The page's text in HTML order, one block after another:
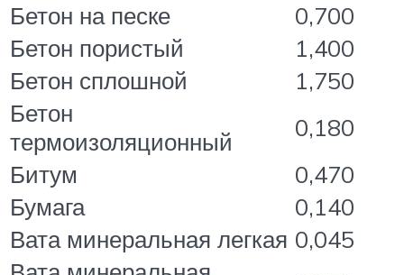
Бетон на песке
0,700
Бетон пористый
1,400
Бетон сплошной
1,750
Бетон
термоизоляционный
0,180
Битум
0,470
Бумага
0,140
Вата минеральная легкая 0,045